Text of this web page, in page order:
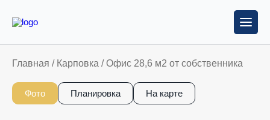
Главная / Карповка /Офис 28,6 м2 от собственника
Фото Планировка На карте